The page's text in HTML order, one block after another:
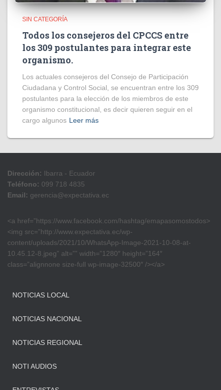
SIN CATEGORÍA
Todos los consejeros del CPCCS entre
los 309 postulantes para integrar este
organismo.
Los actuales consejeros del Consejo de Participación
Ciudadana y Control Social, se encuentran entre los 309
postulantes para la elección de los miembros de este
organismo constitucional, es decir quieren seguir en el
cargo algunos Leer más
Dirección: Ibarra - Ecuador
Teléfono: 099 718 4835
Email: gerencia@expectativa.ec
<a href=”https://www.facebook.com/hashtag/emapasomostodos>
<img src=”http://www.expectativa.ec/wp-
content/uploads/2021/10/WhatsApp-Image-2021-10-08-at-
10.45.12-8.jpeg” alt=”” width=”1280″ height=”164″
class=”alignnone size-full wp-image-32500″ /></a>
NOTICIAS LOCAL
NOTICIAS NACIONAL
NOTICIAS REGIONAL
NOTI AUDIOS